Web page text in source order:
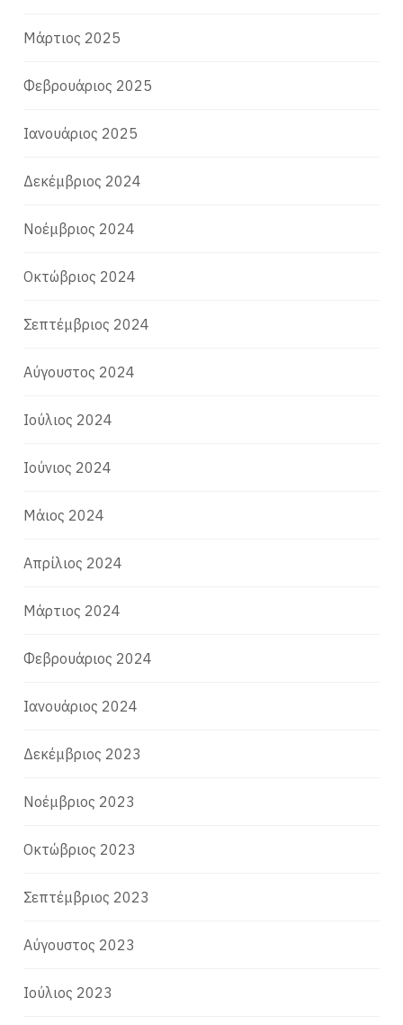
Μάρτιος 2025
Φεβρουάριος 2025
Ιανουάριος 2025
Δεκέμβριος 2024
Νοέμβριος 2024
Οκτώβριος 2024
Σεπτέμβριος 2024
Αύγουστος 2024
Ιούλιος 2024
Ιούνιος 2024
Μάιος 2024
Απρίλιος 2024
Μάρτιος 2024
Φεβρουάριος 2024
Ιανουάριος 2024
Δεκέμβριος 2023
Νοέμβριος 2023
Οκτώβριος 2023
Σεπτέμβριος 2023
Αύγουστος 2023
Ιούλιος 2023